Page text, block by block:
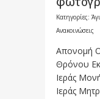
Κατηγορίες:
Ανακοινώσεις
Απονομή
Θρόνου
Ιεράς
Ιεράς